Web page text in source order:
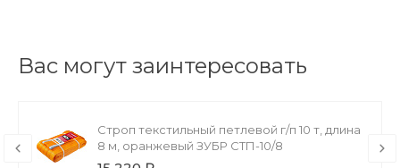
Вас могут заинтересовать
Строп текстильный петлевой г/п 10 т, длина
8 м, оранжевый ЗУБР СТП-10/8